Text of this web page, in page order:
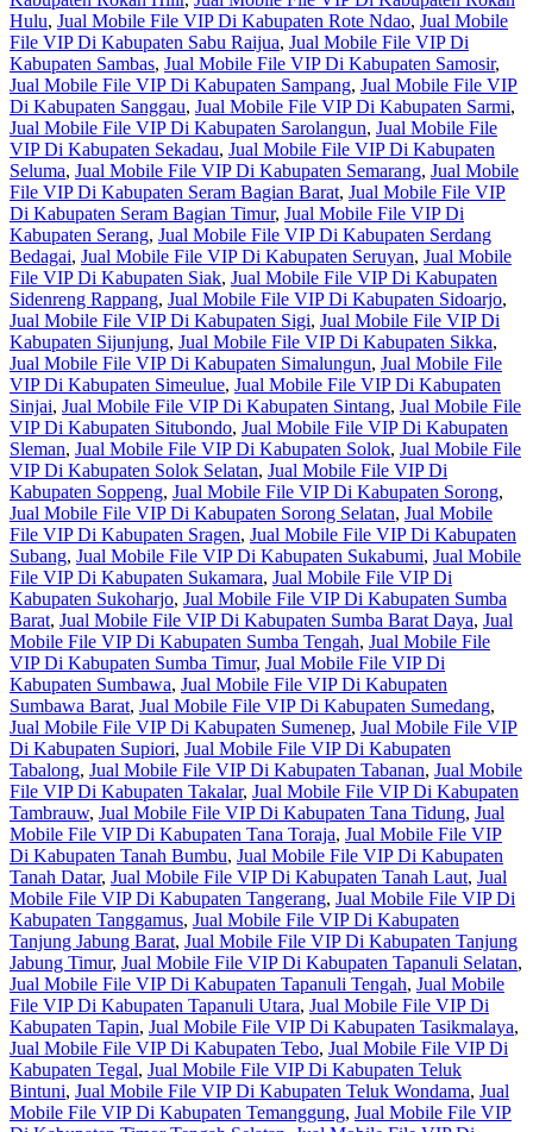
Hulu, Jual Mobile File VIP Di Kabupaten Rote Ndao, Jual Mobile
File VIP Di Kabupaten Sabu Raijua, Jual Mobile File VIP Di
Kabupaten Sambas, Jual Mobile File VIP Di Kabupaten Samosir,
Jual Mobile File VIP Di Kabupaten Sampang, Jual Mobile File VIP
Di Kabupaten Sanggau, Jual Mobile File VIP Di Kabupaten Sarmi,
Jual Mobile File VIP Di Kabupaten Sarolangun, Jual Mobile File
VIP Di Kabupaten Sekadau, Jual Mobile File VIP Di Kabupaten
Seluma, Jual Mobile File VIP Di Kabupaten Semarang, Jual Mobile
File VIP Di Kabupaten Seram Bagian Barat, Jual Mobile File VIP
Di Kabupaten Seram Bagian Timur, Jual Mobile File VIP Di
Kabupaten Serang, Jual Mobile File VIP Di Kabupaten Serdang
Bedagai, Jual Mobile File VIP Di Kabupaten Seruyan, Jual Mobile
File VIP Di Kabupaten Siak, Jual Mobile File VIP Di Kabupaten
Sidenreng Rappang, Jual Mobile File VIP Di Kabupaten Sidoarjo,
Jual Mobile File VIP Di Kabupaten Sigi, Jual Mobile File VIP Di
Kabupaten Sijunjung, Jual Mobile File VIP Di Kabupaten Sikka,
Jual Mobile File VIP Di Kabupaten Simalungun, Jual Mobile File
VIP Di Kabupaten Simeulue, Jual Mobile File VIP Di Kabupaten
Sinjai, Jual Mobile File VIP Di Kabupaten Sintang, Jual Mobile File
VIP Di Kabupaten Situbondo, Jual Mobile File VIP Di Kabupaten
Sleman, Jual Mobile File VIP Di Kabupaten Solok, Jual Mobile File
VIP Di Kabupaten Solok Selatan, Jual Mobile File VIP Di
Kabupaten Soppeng, Jual Mobile File VIP Di Kabupaten Sorong,
Jual Mobile File VIP Di Kabupaten Sorong Selatan, Jual Mobile
File VIP Di Kabupaten Sragen, Jual Mobile File VIP Di Kabupaten
Subang, Jual Mobile File VIP Di Kabupaten Sukabumi, Jual Mobile
File VIP Di Kabupaten Sukamara, Jual Mobile File VIP Di
Kabupaten Sukoharjo, Jual Mobile File VIP Di Kabupaten Sumba
Barat, Jual Mobile File VIP Di Kabupaten Sumba Barat Daya, Jual
Mobile File VIP Di Kabupaten Sumba Tengah, Jual Mobile File
VIP Di Kabupaten Sumba Timur, Jual Mobile File VIP Di
Kabupaten Sumbawa, Jual Mobile File VIP Di Kabupaten
Sumbawa Barat, Jual Mobile File VIP Di Kabupaten Sumedang,
Jual Mobile File VIP Di Kabupaten Sumenep, Jual Mobile File VIP
Di Kabupaten Supiori, Jual Mobile File VIP Di Kabupaten
Tabalong, Jual Mobile File VIP Di Kabupaten Tabanan, Jual Mobile
File VIP Di Kabupaten Takalar, Jual Mobile File VIP Di Kabupaten
Tambrauw, Jual Mobile File VIP Di Kabupaten Tana Tidung, Jual
Mobile File VIP Di Kabupaten Tana Toraja, Jual Mobile File VIP
Di Kabupaten Tanah Bumbu, Jual Mobile File VIP Di Kabupaten
Tanah Datar, Jual Mobile File VIP Di Kabupaten Tanah Laut, Jual
Mobile File VIP Di Kabupaten Tangerang, Jual Mobile File VIP Di
Kabupaten Tanggamus, Jual Mobile File VIP Di Kabupaten
Tanjung Jabung Barat, Jual Mobile File VIP Di Kabupaten Tanjung
Jabung Timur, Jual Mobile File VIP Di Kabupaten Tapanuli Selatan,
Jual Mobile File VIP Di Kabupaten Tapanuli Tengah, Jual Mobile
File VIP Di Kabupaten Tapanuli Utara, Jual Mobile File VIP Di
Kabupaten Tapin, Jual Mobile File VIP Di Kabupaten Tasikmalaya,
Jual Mobile File VIP Di Kabupaten Tebo, Jual Mobile File VIP Di
Kabupaten Tegal, Jual Mobile File VIP Di Kabupaten Teluk
Bintuni, Jual Mobile File VIP Di Kabupaten Teluk Wondama, Jual
Mobile File VIP Di Kabupaten Temanggung, Jual Mobile File VIP